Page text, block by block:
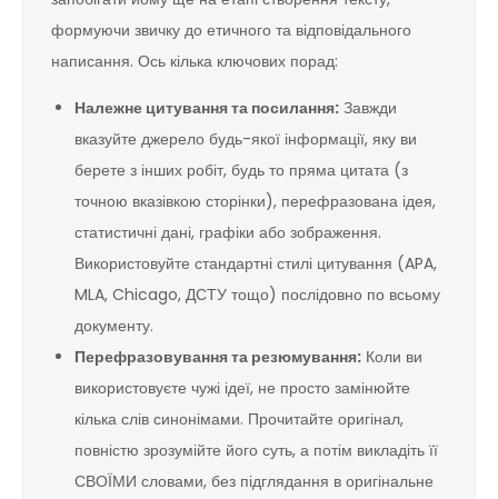
формуючи звичку до етичного та відповідального
написання. Ось кілька ключових порад:
Належне цитування та посилання: Завжди
вказуйте джерело будь-якої інформації, яку ви
берете з інших робіт, будь то пряма цитата (з
точною вказівкою сторінки), перефразована ідея,
статистичні дані, графіки або зображення.
Використовуйте стандартні стилі цитування (APA,
MLA, Chicago, ДСТУ тощо) послідовно по всьому
документу.
Перефразовування та резюмування: Коли ви
використовуєте чужі ідеї, не просто замінюйте
кілька слів синонімами. Прочитайте оригінал,
повністю зрозумійте його суть, а потім викладіть її
СВОЇМИ словами, без підглядання в оригінальне